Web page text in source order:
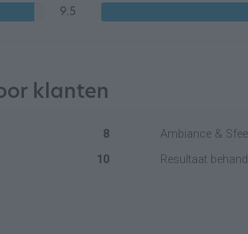
9.5
klanten
8 Ambiance &
10 Resultaat